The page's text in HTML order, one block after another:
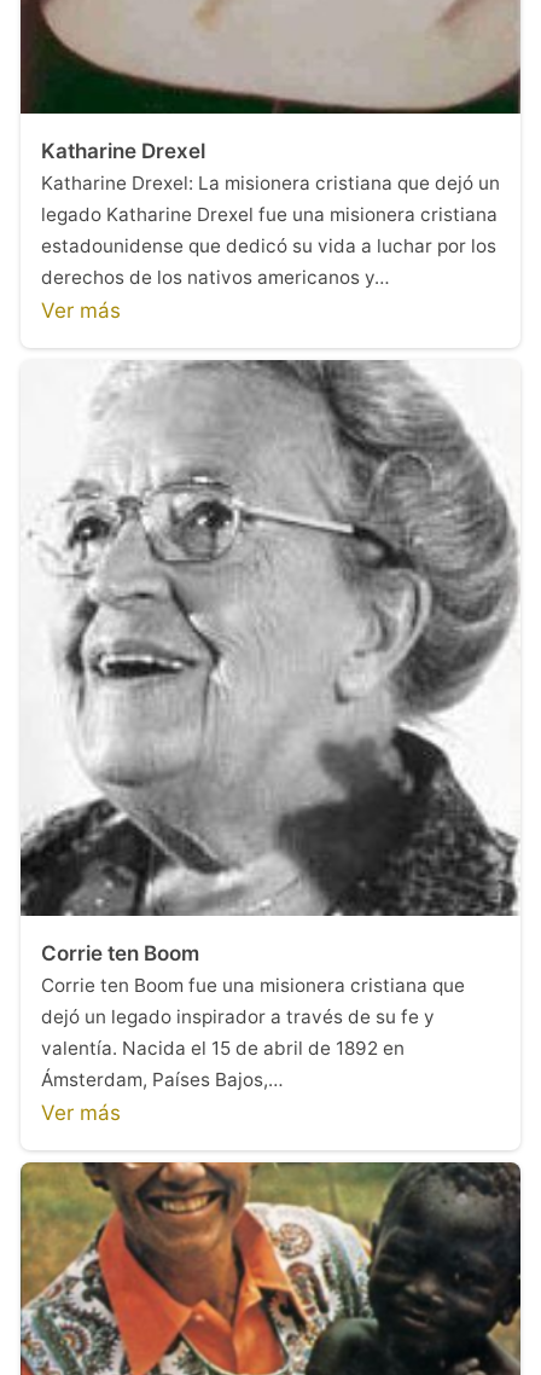
Katharine Drexel
Katharine Drexel: La misionera cristiana que dejó un
legado Katharine Drexel fue una misionera cristiana
estadounidense que dedicó su vida a luchar por los
derechos de los nativos americanos y…
Ver más
Corrie ten Boom
Corrie ten Boom fue una misionera cristiana que
dejó un legado inspirador a través de su fe y
valentía. Nacida el 15 de abril de 1892 en
Ámsterdam, Países Bajos,…
Ver más